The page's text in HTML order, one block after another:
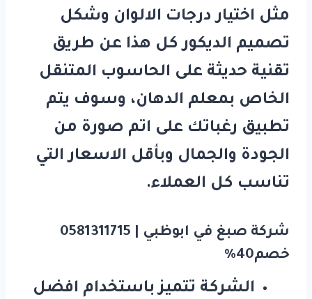
مثل اختيار درجات الالوان وشكل
تصميم الديكور كل هذا عن طريق
تقنية حديثة على الحاسوب المتنقل
الخاص بمعلم الدهان، وسوف يتم
تطبيق رغباتك على اتم صورة من
الجودة والجمال وبأقل الاسعار التي
تناسب كل العملاء.
شركة صبغ في ابوظبي | 0581311715
خصم40%
الشركة تتميز باستخدام افضل